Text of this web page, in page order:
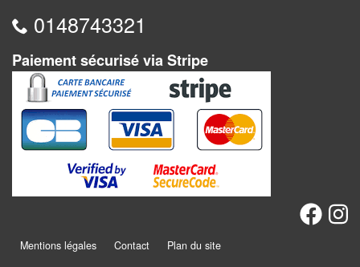
Jeux
abstraits
Extensions
Casse-
têtes
Accessoires
0148743321
Paiement sécurisé via Stripe
Mentions légales Contact Plan du site